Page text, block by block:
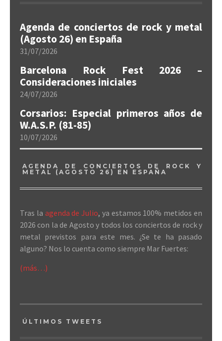
Agenda de conciertos de rock y metal
(Agosto 26) en España
31/07/2026
Barcelona Rock Fest 2026 –
Consideraciones iniciales
24/07/2026
Corsarios: Especial primeros años de
W.A.S.P. (81-85)
10/07/2026
AGENDA DE CONCIERTOS DE ROCK Y
METAL (AGOSTO 26) EN ESPAÑA
Tras la agenda de Julio, ya estamos 100% metidos en
2026 con la de Agosto y todos los conciertos de rock y
metal previstos para este mes. ¿Se te ha pasado
alguno? Nos lo cuenta como siempre Mar Fuertes:
(más…)
ÚLTIMOS TWEETS